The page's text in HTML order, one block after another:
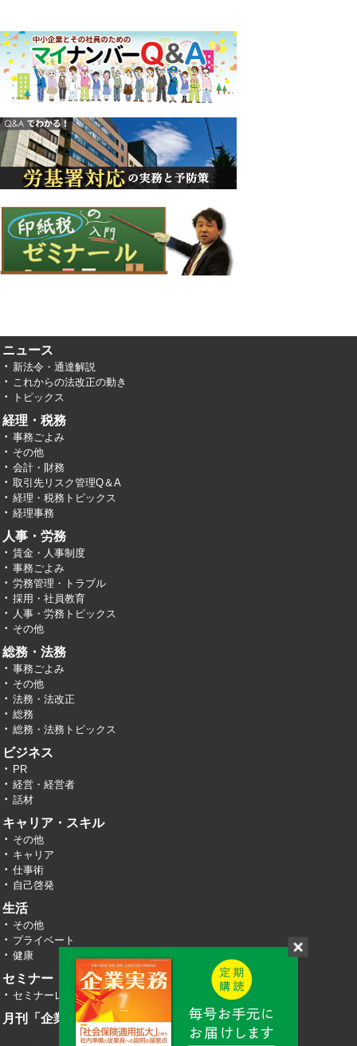
ニュース
新法令・通達解説
これからの法改正の動き
トピックス
経理・税務
事務ごよみ
その他
会計・財務
取引先リスク管理Q＆A
経理・税務トピックス
経理事務
人事・労務
賃金・人事制度
事務ごよみ
労務管理・トラブル
採用・社員教育
人事・労務トピックス
その他
総務・法務
事務ごよみ
その他
法務・法改正
総務
総務・法務トピックス
ビジネス
PR
経営・経営者
話材
キャリア・スキル
その他
キャリア
仕事術
自己啓発
生活
その他
プライベート
健康
セミナー・イベント
セミナーレポート
月刊「企業実務」